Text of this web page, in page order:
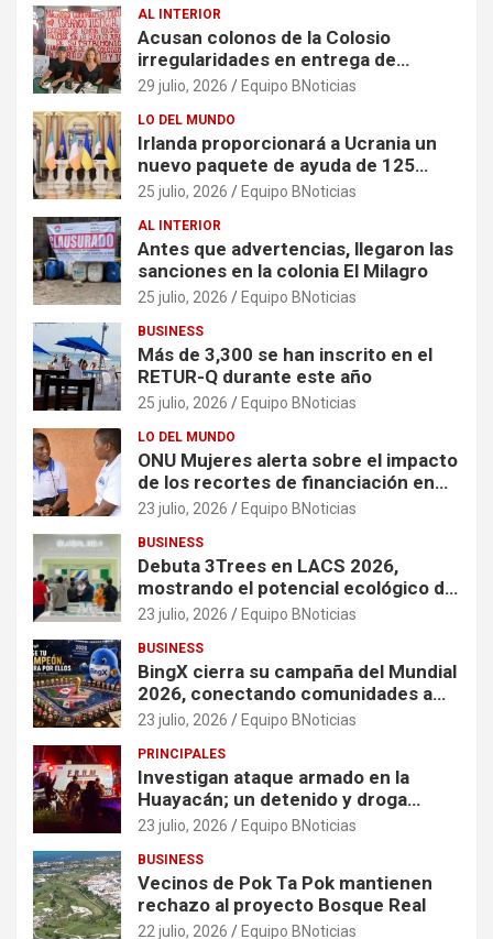
AL INTERIOR
Acusan colonos de la Colosio
irregularidades en entrega de
escrituras
29 julio, 2026 Equipo BNoticias
LO DEL MUNDO
Irlanda proporcionará a Ucrania un
nuevo paquete de ayuda de 125
millones de euros
25 julio, 2026 Equipo BNoticias
AL INTERIOR
Antes que advertencias, llegaron las
sanciones en la colonia El Milagro
25 julio, 2026 Equipo BNoticias
BUSINESS
Más de 3,300 se han inscrito en el
RETUR-Q durante este año
25 julio, 2026 Equipo BNoticias
LO DEL MUNDO
ONU Mujeres alerta sobre el impacto
de los recortes de financiación en
organizaciones que apoyan a
crisis
23 julio, 2026 Equipo BNoticias
BUSINESS
Debuta 3Trees en LACS 2026,
mostrando el potencial ecológico de
China en América
23 julio, 2026 Equipo BNoticias
BUSINESS
BingX cierra su campaña del Mundial
2026, conectando comunidades a
través de experiencias exclusivas
23 julio, 2026 Equipo BNoticias
PRINCIPALES
Investigan ataque armado en la
Huayacán; un detenido y droga
asegurada tras persecución
23 julio, 2026 Equipo BNoticias
BUSINESS
Vecinos de Pok Ta Pok mantienen
rechazo al proyecto Bosque Real
22 julio, 2026 Equipo BNoticias